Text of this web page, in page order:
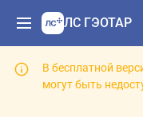
ЛС ГЭОТАР
В бесплатной
могут быть